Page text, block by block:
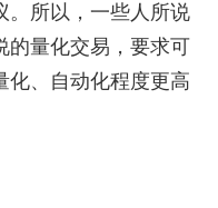
。所以，一些人所说
的量化交易，要求可
化、自动化程度更高